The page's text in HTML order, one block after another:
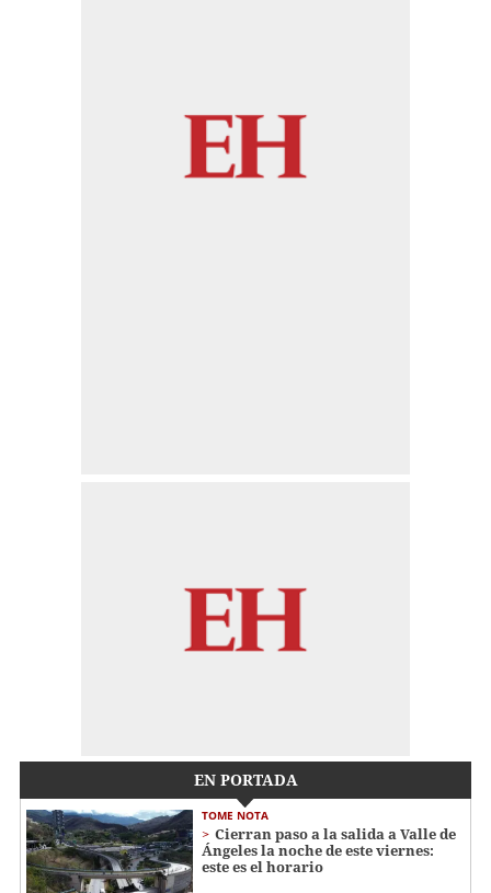
EN PORTADA
TOME NOTA
Cierran paso a la salida a Valle de
Ángeles la noche de este viernes:
este es el horario